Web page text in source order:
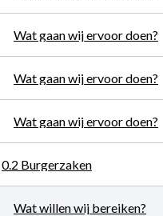
Wat gaan wij ervoor doen?
Wat gaan wij ervoor doen?
Wat gaan wij ervoor doen?
0.2 Burgerzaken
Wat willen wij bereiken?